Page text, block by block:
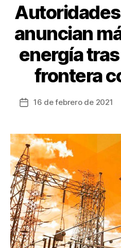
k
anuncian
energía
frontera
Fecha
entrada
16 de febrero de 2021